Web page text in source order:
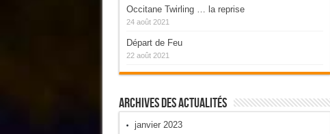
Occitane Twirling … la reprise
24 août 2021
Départ de Feu
22 août 2021
Archives Des Actualités
janvier 2023